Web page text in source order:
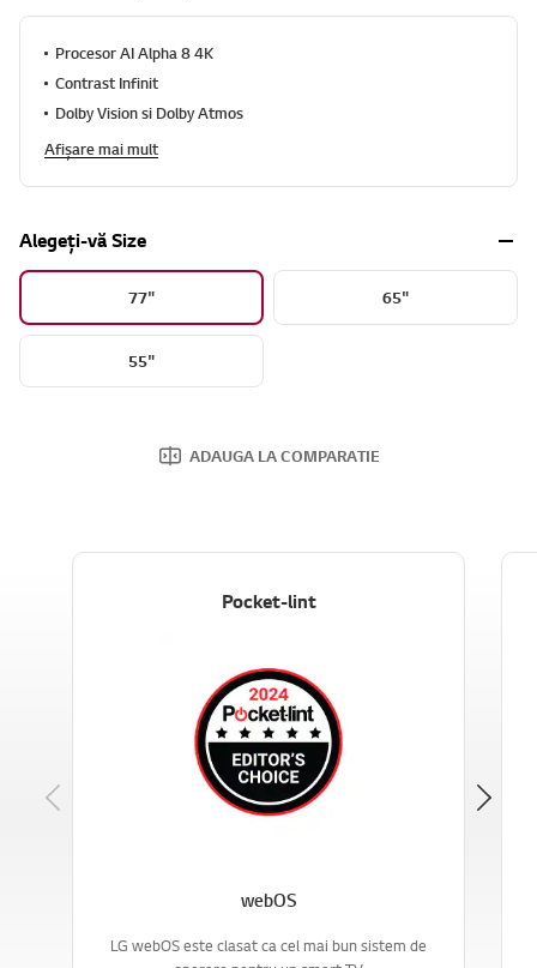
Procesor AI Alpha 8 4K
Contrast Infinit
Dolby Vision si Dolby Atmos
Afișare mai mult
Alegeți-vă Size
77" 65"
55"
ADAUGA LA COMPARATIE
Previous
Pocket-lint
webOS
LG webOS este clasat ca cel mai bun sistem de